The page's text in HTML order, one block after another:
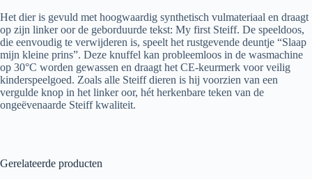
Het dier is gevuld met hoogwaardig synthetisch vulmateriaal en draagt
op zijn linker oor de geborduurde tekst: My first Steiff. De speeldoos,
die eenvoudig te verwijderen is, speelt het rustgevende deuntje “Slaap
mijn kleine prins”. Deze knuffel kan probleemloos in de wasmachine
op 30°C worden gewassen en draagt het CE-keurmerk voor veilig
kinderspeelgoed. Zoals alle Steiff dieren is hij voorzien van een
vergulde knop in het linker oor, hét herkenbare teken van de
ongeëvenaarde Steiff kwaliteit.
Gerelateerde producten